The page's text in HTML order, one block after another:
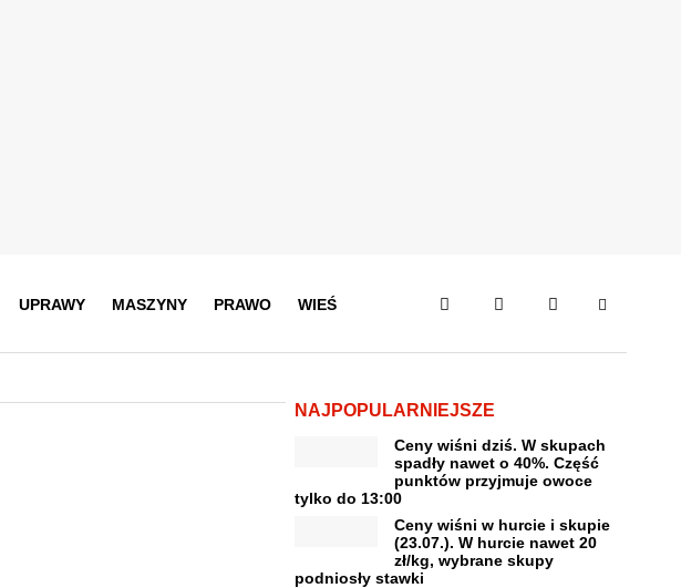
UPRAWY MASZYNY PRAWO WIEŚ
NAJPOPULARNIEJSZE
Ceny wiśni dziś. W skupach
spadły nawet o 40%. Część
punktów przyjmuje owoce
tylko do 13:00
Ceny wiśni w hurcie i skupie
(23.07.). W hurcie nawet 20
zł/kg, wybrane skupy
podniosły stawki